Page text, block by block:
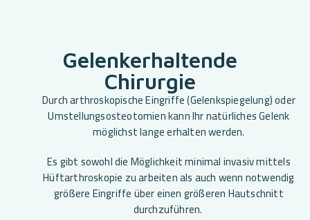
Gelenkerhaltende
Chirurgie
Durch arthroskopische Eingriffe (Gelenkspiegelung) oder
Umstellungsosteotomien kann Ihr natürliches Gelenk
möglichst lange erhalten werden.
Es gibt sowohl die Möglichkeit minimal invasiv mittels
Hüftarthroskopie zu arbeiten als auch wenn notwendig
größere Eingriffe über einen größeren Hautschnitt
durchzuführen.